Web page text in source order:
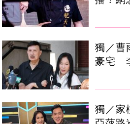
獨／曹
豪宅
獨／